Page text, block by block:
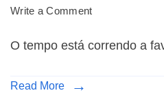
Write a Comment
O tempo está correndo a
Read More